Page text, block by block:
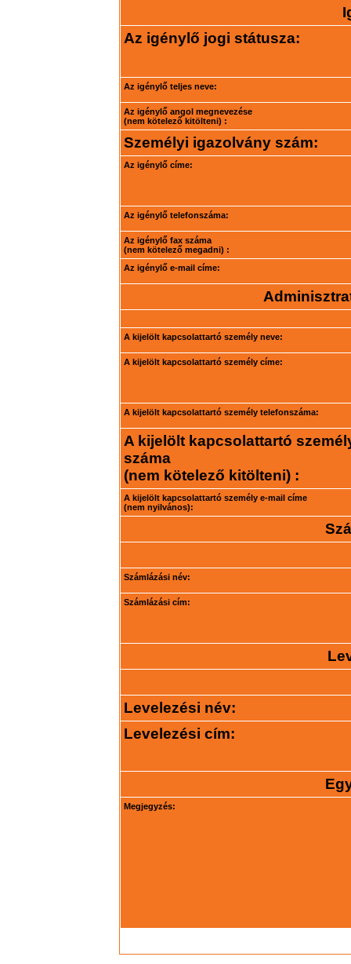
Az igénylő jogi státusza:
Az igénylő teljes neve:
Az igénylő angol megnevezése
(nem kötelező kitölteni) :
Személyi igazolvány szám:
Az igénylő címe:
Az igénylő telefonszáma:
Az igénylő fax száma
(nem kötelező megadni) :
Az igénylő e-mail címe:
A kijelölt kapcsolattartó személy neve:
A kijelölt kapcsolattartó személy címe:
A kijelölt kapcsolattartó személy telefonszáma:
A kijelölt kapcsolattartó
száma
(nem kötelező kitölteni) :
A kijelölt kapcsolattartó személy e-mail címe
(nem nyilvános):
Számlázási név:
Számlázási cím:
Levelezési név:
Levelezési cím:
Megjegyzés: